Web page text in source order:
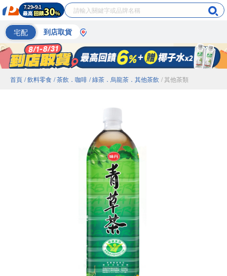
宅配 到店取貨
首頁 / 飲料零食 / 茶飲．咖啡 / 綠茶．烏龍茶．其他茶飲 / 其他茶類